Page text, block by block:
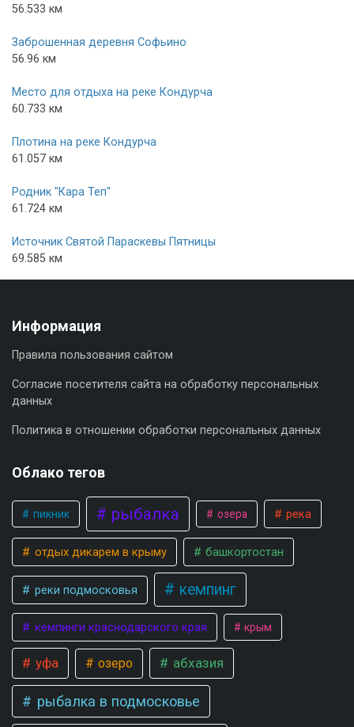
56.533 км
Заброшенная деревня Софьино
56.96 км
Место для отдыха на реке Кондурча
60.733 км
Плотина на реке Кондурча
61.057 км
Родник "Кара Теп"
61.724 км
Источник Святой Параскевы Пятницы
69.585 км
Информация
Правила пользования сайтом
Согласие посетителя сайта на обработку персональных
данных
Политика в отношении обработки персональных данных
Облако тегов
пикник рыбалка озера река
отдых дикарем в крыму башкортостан
реки подмосковья кемпинг
кемпинги краснодарского края крым
уфа озеро абхазия
рыбалка в подмосковье